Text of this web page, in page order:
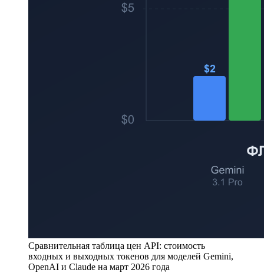
Сравнительная таблица цен API: стоимость
входных и выходных токенов для моделей Gemini,
OpenAI и Claude на март 2026 года